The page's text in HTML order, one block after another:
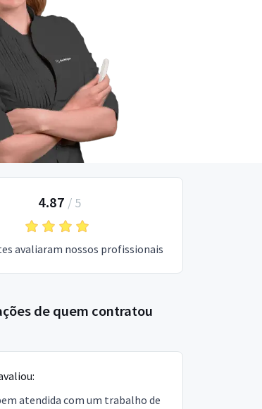
4.87 / 5
avaliaram nossos profissionais
de quem contratou
atendida com um trabalho de